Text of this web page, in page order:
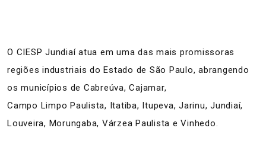
O CIESP Jundiaí atua em uma das mais promissoras
regiões industriais do Estado de São Paulo, abrangendo
os municípios de Cabreúva, Cajamar,
Campo Limpo Paulista, Itatiba, Itupeva, Jarinu, Jundiaí,
Louveira, Morungaba, Várzea Paulista e Vinhedo.